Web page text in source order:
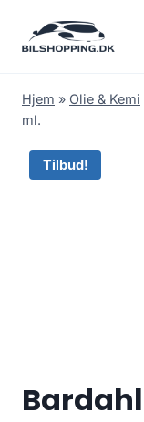
Hjem » Olie & Kemi
ml.
Tilbud!